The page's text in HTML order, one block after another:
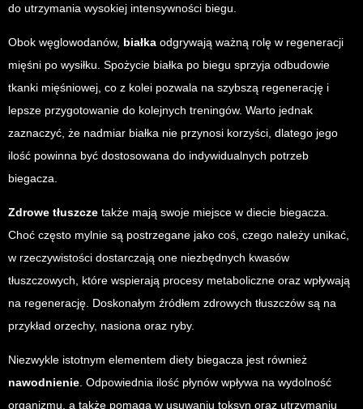
do utrzymania wysokiej intensywności biegu.
Obok węglowodanów, białka odgrywają ważną rolę w regeneracji
mięśni po wysiłku. Spożycie białka po biegu sprzyja odbudowie
tkanki mięśniowej, co z kolei pozwala na szybszą regenerację i
lepsze przygotowanie do kolejnych treningów. Warto jednak
zaznaczyć, że nadmiar białka nie przynosi korzyści, dlatego jego
ilość powinna być dostosowana do indywidualnych potrzeb
biegacza.
Zdrowe tłuszcze także mają swoje miejsce w diecie biegacza.
Choć często mylnie są postrzegane jako coś, czego należy unikać,
w rzeczywistości dostarczają one niezbędnych kwasów
tłuszczowych, które wspierają procesy metaboliczne oraz wpływają
na regenerację. Doskonałym źródłem zdrowych tłuszczów są na
przykład orzechy, nasiona oraz ryby.
Niezwykle istotnym elementem diety biegacza jest również
nawodnienie . Odpowiednia ilość płynów wpływa na wydolność
organizmu, a także pomaga w usuwaniu toksyn oraz utrzymaniu